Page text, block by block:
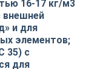
16-17 кг/м3
внешней
и для
элементов;
35) с
для